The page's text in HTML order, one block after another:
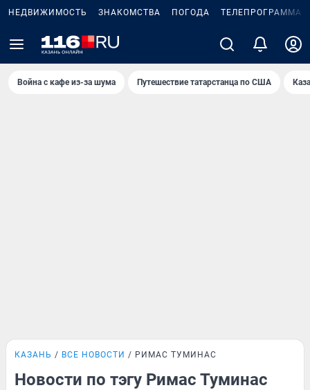
НЕДВИЖИМОСТЬ ЗНАКОМСТВА ПОГОДА ТЕЛЕПРОГРАММА
Война с кафе из-за шума Путешествие татарстанца по США
КАЗАНЬ ВСЕ НОВОСТИ РИМАС ТУМИНАС
Новости по тэгу Римас Туминас